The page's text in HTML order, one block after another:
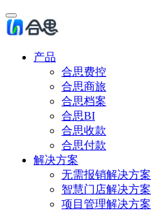
产品
合思费控
合思商旅
合思档案
合思BI
合思收款
合思付款
解决方案
无需报销解决方案
智慧门店解决方案
项目管理解决方案